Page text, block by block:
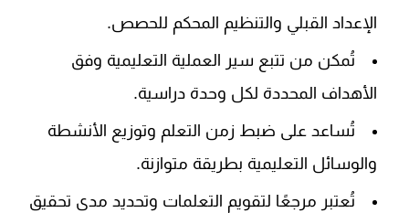
الإعداد القبلي والتنظيم المحكم للحصص.
تُمكن من تتبع سير العملية التعليمية وفق
الأهداف المحددة لكل وحدة دراسية.
تُساعد على ضبط زمن التعلم وتوزيع الأنشطة
والوسائل التعليمية بطريقة متوازنة.
تُعتبر مرجعًا لتقويم التعلمات وتحديد مدى تحقيق